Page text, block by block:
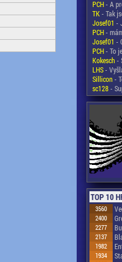
PCH- A
TK- Tak
Josef01 -
PCH-
Josef01 -
PCH- To
Kokesch-
LHS-
Sillicon-
sc128-
TOP 10
3560
2400
2277
2137
1982
1934